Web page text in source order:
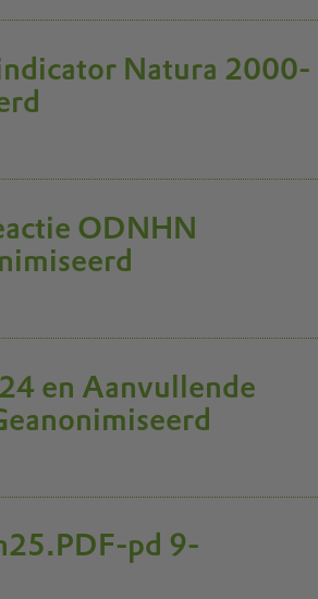
Natura 2000-
ODNHN
en Aanvullende
pd 9-